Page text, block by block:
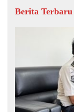
Berita Terbaru